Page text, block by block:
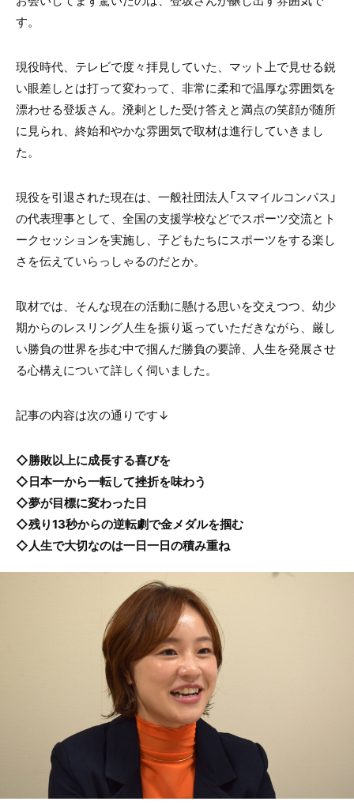
す。
現役時代、テレビで度々拝見していた、マット上で見せる鋭
い眼差しとは打って変わって、非常に柔和で温厚な雰囲気を
漂わせる登坂さん。溌剌とした受け答えと満点の笑顔が随所
に見られ、終始和やかな雰囲気で取材は進行していきまし
た。
現役を引退された現在は、一般社団法人「スマイルコンパス」
の代表理事として、全国の支援学校などでスポーツ交流とト
ークセッションを実施し、子どもたちにスポーツをする楽し
さを伝えていらっしゃるのだとか。
取材では、そんな現在の活動に懸ける思いを交えつつ、幼少
期からのレスリング人生を振り返っていただきながら、厳し
い勝負の世界を歩む中で掴んだ勝負の要諦、人生を発展させ
る心構えについて詳しく伺いました。
記事の内容は次の通りです↓
◇勝敗以上に成長する喜びを
◇日本一から一転して挫折を味わう
◇夢が目標に変わった日
◇残り13秒からの逆転劇で金メダルを掴む
◇人生で大切なのは一日一日の積み重ね